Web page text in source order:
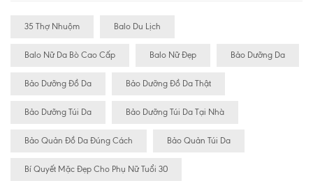
35 Thợ Nhuộm Balo Du Lịch
Balo Nữ Da Bò Cao Cấp Balo Nữ Đẹp Bảo Dưỡng Da
Bảo Dưỡng Đồ Da Bảo Dưỡng Đồ Da Thật
Bảo Dưỡng Túi Da Bảo Dưỡng Túi Da Tại Nhà
Bảo Quản Đồ Da Đúng Cách Bảo Quản Túi Da
Bí Quyết Mặc Đẹp Cho Phụ Nữ Tuổi 30